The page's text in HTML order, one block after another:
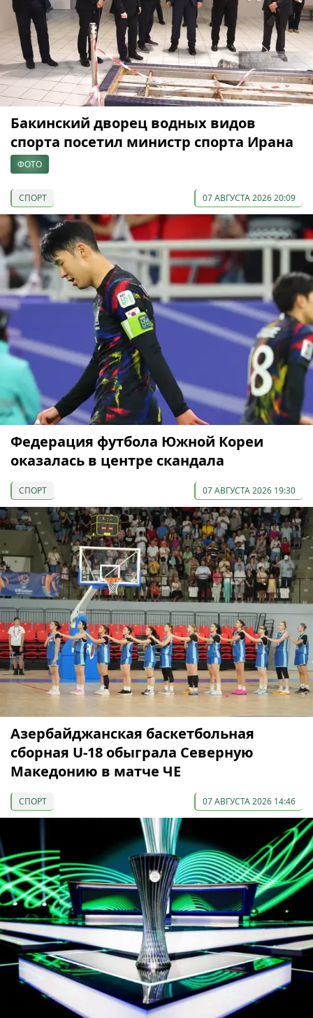
Бакинский дворец водных видов
спорта посетил министр спорта Ирана
ФОТО
СПОРТ 07 АВГУСТА 2026 20:09
Федерация футбола Южной Кореи
оказалась в центре скандала
СПОРТ 07 АВГУСТА 2026 19:30
Азербайджанская баскетбольная
сборная U-18 обыграла Северную
Македонию в матче ЧЕ
СПОРТ 07 АВГУСТА 2026 14:46